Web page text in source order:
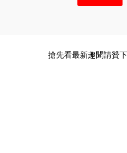
搶先看最新趣聞請贊